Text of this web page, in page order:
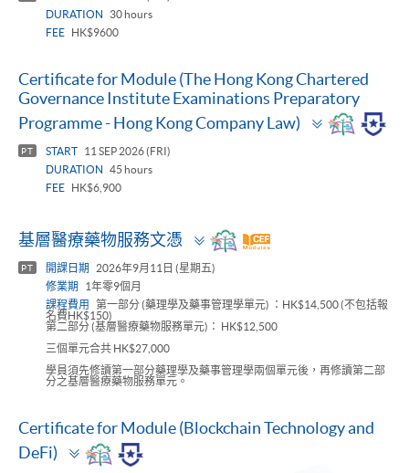
DURATION
30 hours
FEE
HK$9600
Certificate for Module (The Hong Kong Chartered
Governance Institute Examinations Preparatory
Programme - Hong Kong Company Law)
Toggle
panel
PT START
11 SEP 2026 (FRI)
DURATION
45 hours
FEE
HK$6,900
基層醫療藥物服務文憑
Toggle
panel
PT 開課日期
2026年9月11日 (星期五)
修業期
1年零9個月
課程費用
第一部分 (藥理學及藥事管理學單元) ：HK$14,500 (不包括報
名費HK$150)
第二部分 (基層醫療藥物服務單元)： HK$12,500
三個單元合共 HK$27,000
學員須先修讀第一部分藥理學及藥事管理學兩個單元後，再修讀第二部
分之基層醫療藥物服務單元。
Certificate for Module (Blockchain Technology and
DeFi)
Toggle
panel